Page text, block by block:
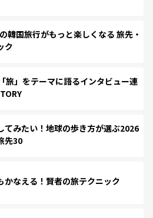
国旅行がもっと楽しくなる 旅先・
ク
旅」をテーマに語るインタビュー連
てみたい！地球の歩き方が選ぶ2026
先30
かなえる！賢者の旅テクニック